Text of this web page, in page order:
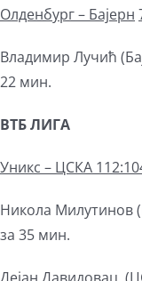
Олденбург – Бајерн
Владимир Лучић
22 мин.
ВТБ ЛИГА
Уникс – ЦСКА
Никола Милутинов
за 35 мин.
Дејан Давидовац